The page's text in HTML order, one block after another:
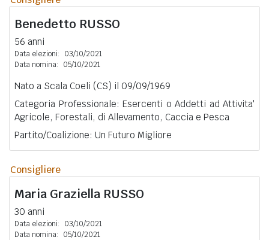
Benedetto RUSSO
56 anni
Data elezioni:
03/10/2021
Data nomina:
05/10/2021
Nato a Scala Coeli (CS) il 09/09/1969
Categoria Professionale: Esercenti o Addetti ad Attivita'
Agricole, Forestali, di Allevamento, Caccia e Pesca
Partito/Coalizione: Un Futuro Migliore
Consigliere
Maria Graziella RUSSO
30 anni
Data elezioni:
03/10/2021
Data nomina:
05/10/2021